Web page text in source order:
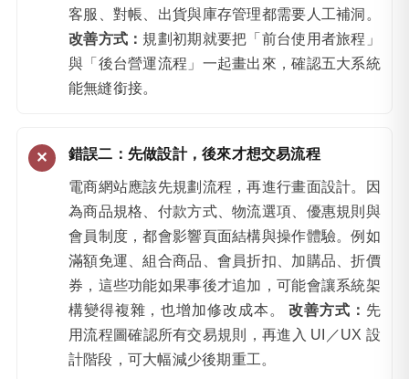
客服、對帳、出貨與庫存管理都需要人工補洞。
改善方式： 規劃初期就要把「前台使用者旅程」
與「後台營運流程」一起畫出來，確認五大系統
能無縫銜接。
錯誤二：先做設計，後來才想交易流程
電商網站應該先規劃流程，再進行畫面設計。因
為商品規格、付款方式、物流選項、優惠規則與
會員制度，都會影響頁面結構與操作體驗。例如
滿額免運、組合商品、會員折扣、加購品、折價
券，這些功能如果事後才追加，可能會讓系統架
構變得複雜，也增加修改成本。改善方式： 先
用流程圖確認所有交易規則，再進入 UI／UX 設
計階段，可大幅減少後期重工。